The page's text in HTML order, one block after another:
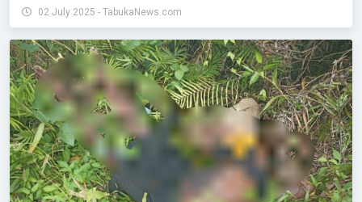
02 July 2025 - TabukaNews.com